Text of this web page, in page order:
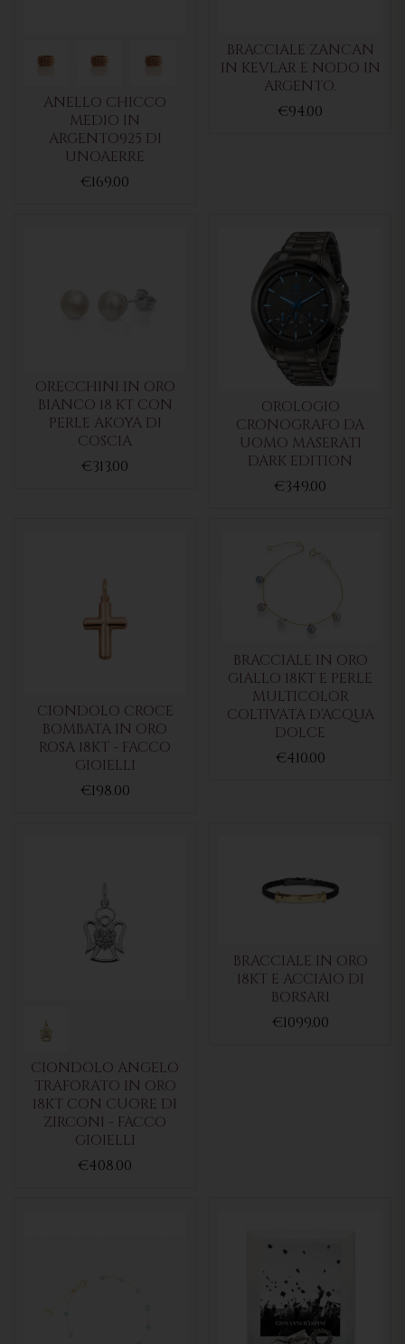
ANELLO CHICCO
MEDIO IN
ARGENTO925 DI
UNOAERRE
€169.00
BRACCIALE ZANCAN
IN KEVLAR E NODO IN
ARGENTO.
€94.00
ORECCHINI IN ORO
BIANCO 18 KT CON
PERLE AKOYA DI
COSCIA
€313.00
OROLOGIO
CRONOGRAFO DA
UOMO MASERATI
DARK EDITION
€349.00
CIONDOLO CROCE
BOMBATA IN ORO
ROSA 18KT - FACCO
GIOIELLI
€198.00
BRACCIALE IN ORO
GIALLO 18KT E PERLE
MULTICOLOR
COLTIVATA D'ACQUA
DOLCE
€410.00
CIONDOLO ANGELO
TRAFORATO IN ORO
18KT CON CUORE DI
ZIRCONI - FACCO
GIOIELLI
€408.00
BRACCIALE IN ORO
18KT E ACCIAIO DI
BORSARI
€1099.00